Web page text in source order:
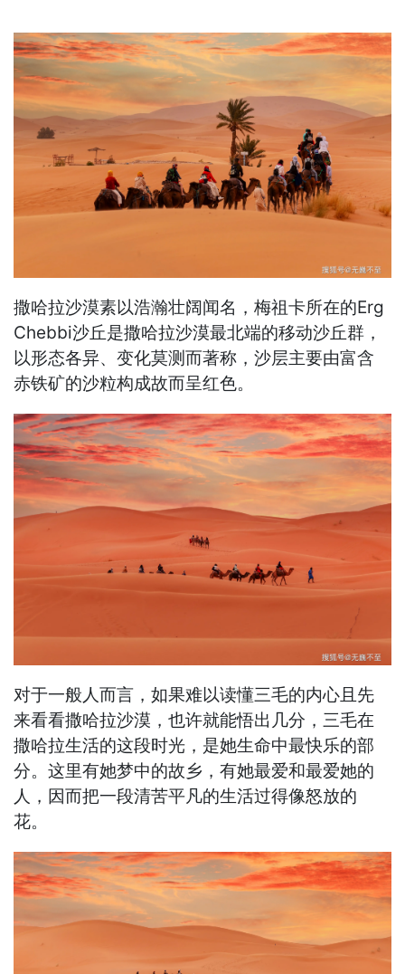
撒哈拉沙漠素以浩瀚壮阔闻名，梅祖卡所在的Erg
Chebbi沙丘是撒哈拉沙漠最北端的移动沙丘群，
以形态各异、变化莫测而著称，沙层主要由富含
赤铁矿的沙粒构成故而呈红色。
对于一般人而言，如果难以读懂三毛的内心且先
来看看撒哈拉沙漠，也许就能悟出几分，三毛在
撒哈拉生活的这段时光，是她生命中最快乐的部
分。这里有她梦中的故乡，有她最爱和最爱她的
人，因而把一段清苦平凡的生活过得像怒放的
花。